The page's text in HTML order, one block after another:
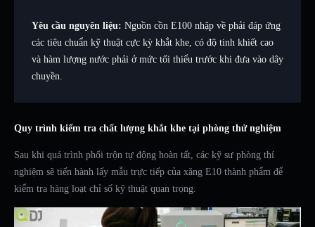
Yêu cầu nguyên liệu: Nguồn cồn E100 nhập về phải đáp ứng
các tiêu chuẩn kỹ thuật cực kỳ khắt khe, có độ tinh khiết cao
và hàm lượng nước phải ở mức tối thiểu trước khi đưa vào dây
chuyền.
Quy trình kiểm tra chất lượng khắt khe tại phòng thử nghiệm
Sau khi quá trình phối trộn tự động hoàn tất, các kỹ sư phòng thí
nghiệm sẽ tiến hành lấy mẫu trực tiếp của xăng E10 thành phẩm để
kiểm tra hàng loạt chỉ số kỹ thuật quan trọng.